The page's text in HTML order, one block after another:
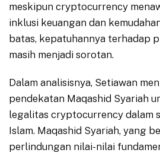
meskipun cryptocurrency
inklusi keuangan dan
batas, kepatuhannya terhadap
masih menjadi sorotan.
Dalam analisisnya, Setiawan
pendekatan Maqashid Syariah
legalitas cryptocurrency dalam
Islam. Maqashid Syariah, yang
perlindungan nilai-nilai